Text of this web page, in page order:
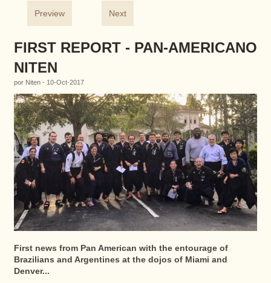
Preview Next
FIRST REPORT - PAN-AMERICANO
NITEN
por Niten - 10-Oct-2017
First news from Pan American with the entourage of
Brazilians and Argentines at the dojos of Miami and
Denver...